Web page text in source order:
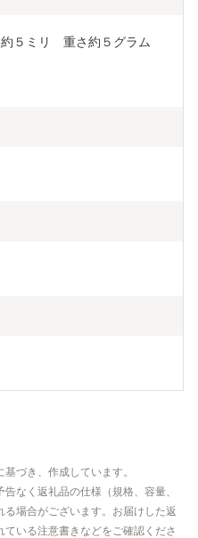
５ミリ　重さ約５グラム
づき、作成しています。
なく返礼品の仕様（規格、容量、
場合がございます。お届けした返
いる注意書きなどをご確認くださ